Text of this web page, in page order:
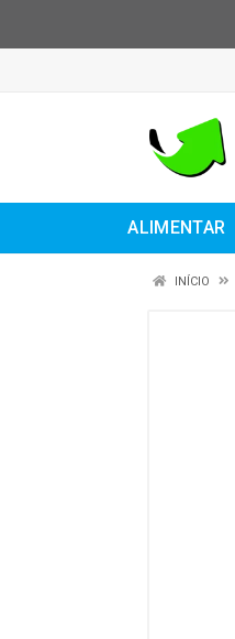
ALIMENTAR
INÍCIO